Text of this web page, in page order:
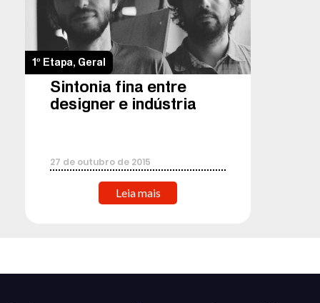
1º Etapa, Geral
Sintonia fina entre
designer e indústria
27 de outubro de 2015
Leia mais